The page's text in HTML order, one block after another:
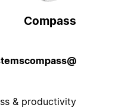
Compass
@systemscompass
& productivity!